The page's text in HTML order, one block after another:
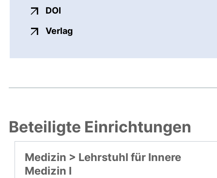
DOI
Verlagexterner Link, öffnet neues
Beteiligte Einrichtungen
Medizin > Lehrstuhl für Innere
Medizin I